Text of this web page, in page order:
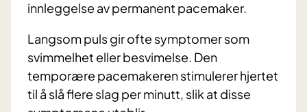
innleggelse av permanent pacemaker.
Langsom puls gir ofte symptomer som
svimmelhet eller besvimelse. Den
temporære pacemakeren stimulerer hjertet
til å slå flere slag per minutt, slik at disse